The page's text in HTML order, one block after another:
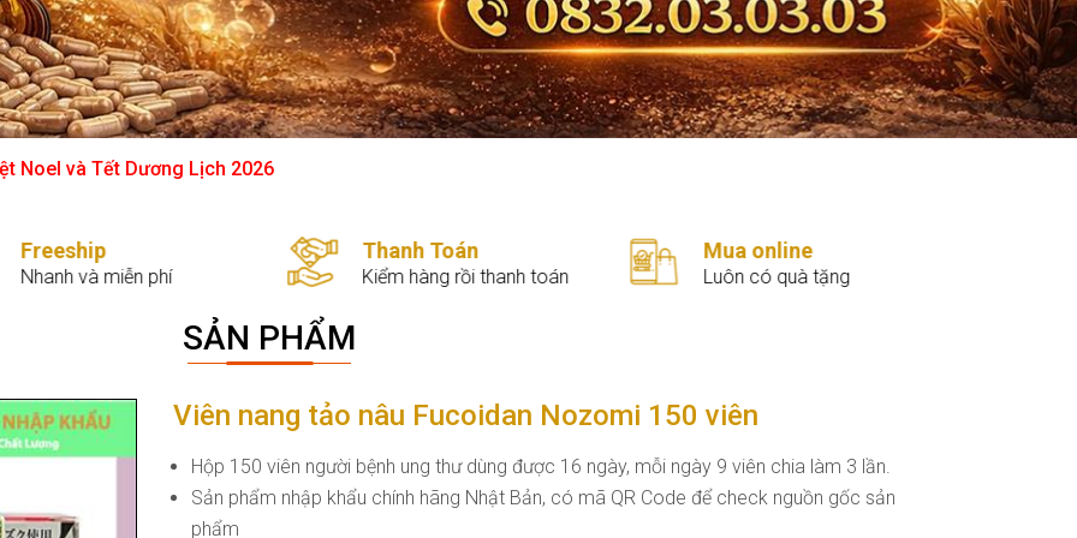
nào để có thể dễ dàng vượt qua
giai đoạn này?
chiến chống lại căn bệnh ung
thư, phòng ngừa và hỗ trợ điều trị
ung thư hiệu quả
Noel và Tết Dương Lịch 2026
Thanh Toán
Kiểm hàng rồi thanh toán
Mua online
Luôn có quà tặng
Xác nhận đơn
Qua điện thoại
SẢN PHẨM
Viên nang tảo nâu Fucoidan Nozomi 150 viên
Hộp 150 viên người bệnh ung thư dùng được 16 ngày, mỗi ngày 9 viên chia làm 3 lần.
Sản phẩm nhập khẩu chính hãng Nhật Bản, có mã QR Code để check nguồn gốc sản
phẩm